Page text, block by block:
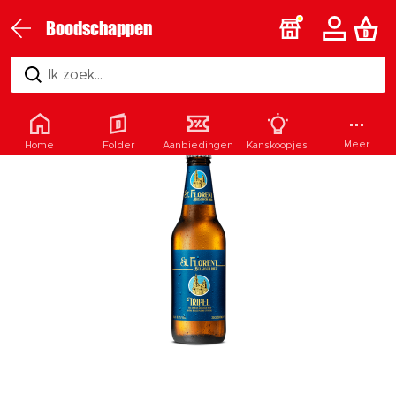
Boodschappen
Ik zoek...
Home Folder Aanbiedingen Kanskoopjes Meer